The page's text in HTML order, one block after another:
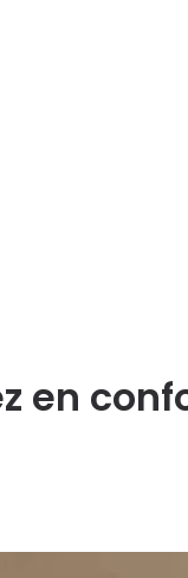
en